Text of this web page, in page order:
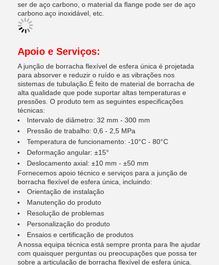
ser de aço carbono, o material da flange pode ser de aço
carbono.aço inoxidável, etc.
Apoio e Serviços:
A junção de borracha flexível de esfera única é projetada
para absorver e reduzir o ruído e as vibrações nos
sistemas de tubulação.É feito de material de borracha de
alta qualidade que pode suportar altas temperaturas e
pressões. O produto tem as seguintes especificações
técnicas:
Intervalo de diâmetro: 32 mm - 300 mm
Pressão de trabalho: 0,6 - 2,5 MPa
Temperatura de funcionamento: -10°C - 80°C
Deformação angular: ±15°
Deslocamento axial: ±10 mm - ±50 mm
Fornecemos apoio técnico e serviços para a junção de
borracha flexível de esfera única, incluindo:
Orientação de instalação
Manutenção do produto
Resolução de problemas
Personalização do produto
Ensaios e certificação de produtos
A nossa equipa técnica está sempre pronta para lhe ajudar
com quaisquer perguntas ou preocupações que possa ter
sobre a articulação de borracha flexível de esfera única.